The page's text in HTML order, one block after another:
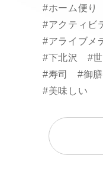
#ホーム便り
#アクティビ
#アライブメ
#下北沢
#
#寿司
#御膳
#美味しい